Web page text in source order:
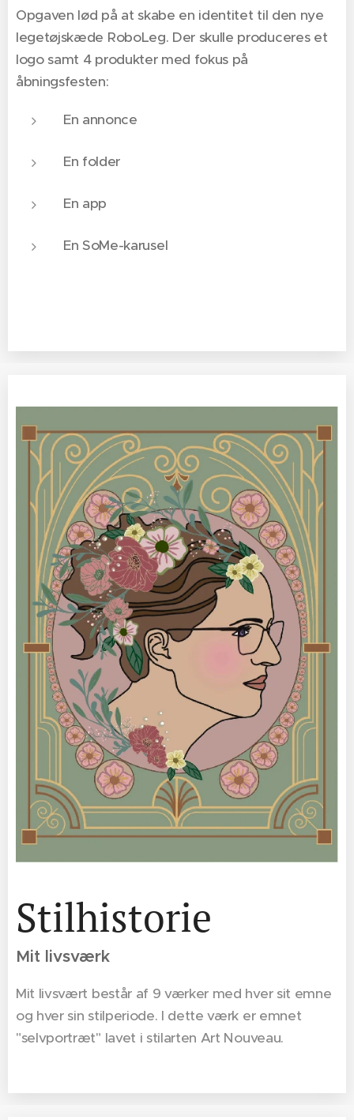
Opgaven lød på at skabe en identitet til den nye
legetøjskæde RoboLeg. Der skulle produceres et
logo samt 4 produkter med fokus på
åbningsfesten:
En annonce
En folder
En app
En SoMe-karusel
Stilhistorie
Mit livsværk
Mit livsvært består af 9 værker med hver sit emne
og hver sin stilperiode. I dette værk er emnet
"selvportræt" lavet i stilarten Art Nouveau.